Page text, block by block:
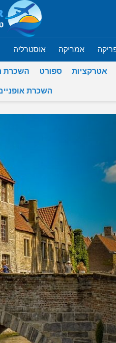
אמריקה אוסטרליה
אטרקציות ספורט השכרת
השכרת